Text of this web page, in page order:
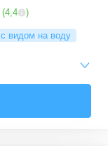
(4,4 )
с видом на воду